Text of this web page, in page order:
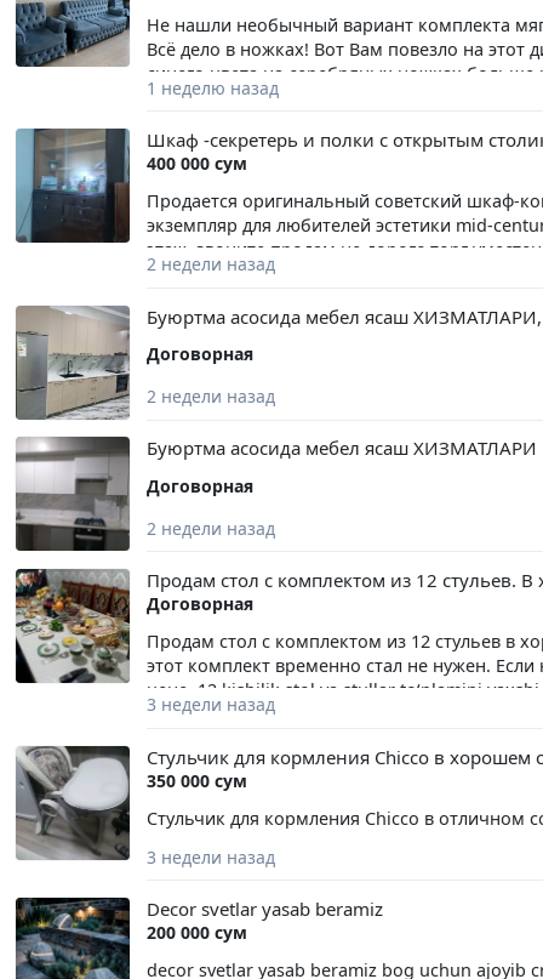
Не нашли необычный вариант комплекта
Всё дело в ножках! Вот Вам повезло на этот
синего цвета на серебряных ножках
отдам за 520 у.е., потому что Вы этого
1 неделю назад
Шкаф -секретерь и полки с открытым
400 000 сум
Продается оригинальный советский шкаф-
экземпляр для любителей эстетики mid-
этаж, звоните продам не дорого,торг
2 недели назад
Буюртма асосида мебел ясаш ХИЗМАТЛАРИ,
Договорная
2 недели назад
Буюртма асосида мебел ясаш ХИЗМАТЛАРИ
Договорная
2 недели назад
Продам стол с комплектом из 12 стульев.
Договорная
Продам стол с комплектом из 12 стульев в
этот комплект временно стал не нужен.
цене. 12 kishilik stol va stullar to‘plamini
sababli ushbu mebel bizga vaqtincha
3 недели назад
Стульчик для кормления Chicco в хорошем
350 000 сум
Стульчик для кормления Chicco в отличном
3 недели назад
Decor svetlar yasab beramiz
200 000 сум
decor svetlar yasab beramiz bog uchun ajoyib